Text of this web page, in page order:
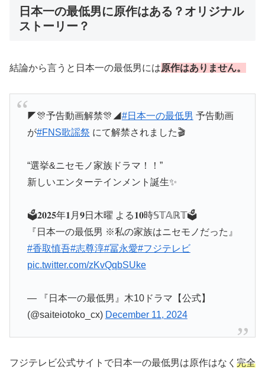
日本一の最低男に原作はある？オリジナル
ストーリー？
結論から言うと日本一の最低男には原作はありません。
◤🎊予告動画解禁🎊◢#日本一の最低男 予告動画
が#FNS歌謡祭 にて解禁されました🎬
“選挙&ニセモノ家族ドラマ！！”
新しいエンターテインメント誕生✨
🗳️𝟐𝟎𝟐𝟓年𝟏月𝟗日木曜 よる𝟏𝟎時𝕊𝕋𝔸ℝ𝕋🗳️
『日本一の最低男 ※私の家族はニセモノだった』
#香取慎吾#志尊淳#冨永愛#フジテレビ
pic.twitter.com/zKvQqbSUke
— 『日本一の最低男』木10ドラマ【公式】
(@saiteiotoko_cx) December 11, 2024
フジテレビ公式サイトで日本一の最低男は原作はなく 完全